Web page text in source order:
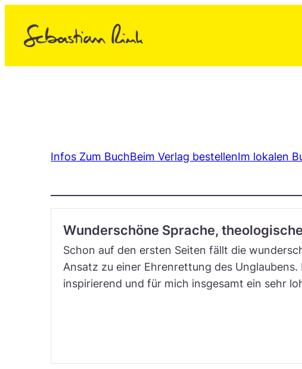
Inhalt
springen
Infos Zum BuchBeim Verlag bestellenIm lokalen
Wunderschöne Sprache,
Schon auf den ersten Seiten fällt die
Ansatz zu einer Ehrenrettung des
inspirierend und für mich insgesamt ein sehr